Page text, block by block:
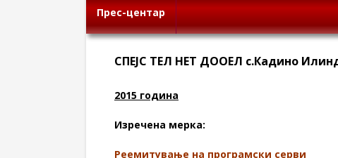
Прес-центар
СПЕЈС ТЕЛ НЕТ ДООЕЛ с.Кадино
2015 година
Изречена мерка:
Реемитување на програмски серви